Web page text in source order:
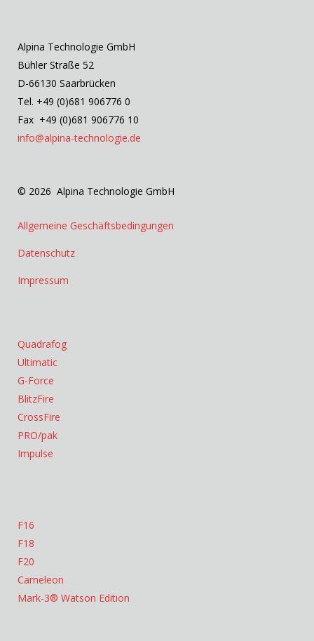
Alpina Technologie GmbH
Bühler Straße 52
D-66130 Saarbrücken
Tel. +49 (0)681 906776 0
Fax +49 (0)681 906776 10
info@alpina-technologie.de
© 2026 Alpina Technologie GmbH
Allgemeine Geschäftsbedingungen
Datenschutz
Impressum
Quadrafog
Ultimatic
G-Force
BlitzFire
CrossFire
PRO/pak
Impulse
F16
F18
F20
Cameleon
Mark-3® Watson Edition